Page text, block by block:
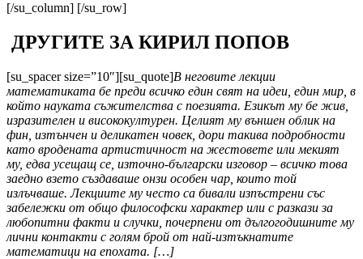
[/su_column] [/su_row]
ДРУГИТЕ ЗА КИРИЛ ПОПОВ
[su_spacer size=”10″][su_quote]В неговите лекции
математиката бе преди всичко един свят на идеи, един мир, в
който науката съжителства с поезията. Езикът му бе жив,
изразителен и висококултурен. Целият му външен облик на
фин, изтънчен и деликатен човек, дори такива подробности
като вродената артистичност на жестовете или мекият
му, едва усещащ се, източно-български изговор – всичко това
заедно взето създаваше онзи особен чар, които той
излъчваше. Лекциите му често са бивали изпъстрени със
забележки от общо философски характер или с разкази за
любопитни факти и случки, почерпени от дългогодишните му
лични контакти с голям брой от най-изтъкнатите
математици на епохата. […]